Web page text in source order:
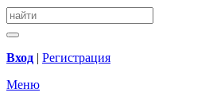
Вход | Регистрация
Меню